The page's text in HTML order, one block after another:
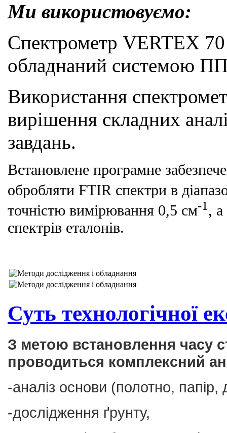
Ми використовуємо:
Спектрометр VERTEX
обладнаний системою
Використання
вирішення складних
завдань.
Встановлене програмне
обробляти FTIR спектри в
точністю вимірювання 0,5 см-1 , а
спектрів еталонів.
Суть технологічної
З метою встановлення часу
проводиться комплексний
-аналіз основи (полотно,
-дослідження ґрунту,